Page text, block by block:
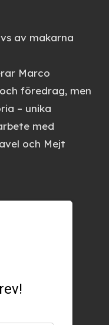
av makarna
Marco
föredrag, men
– unika
med
och Mejt